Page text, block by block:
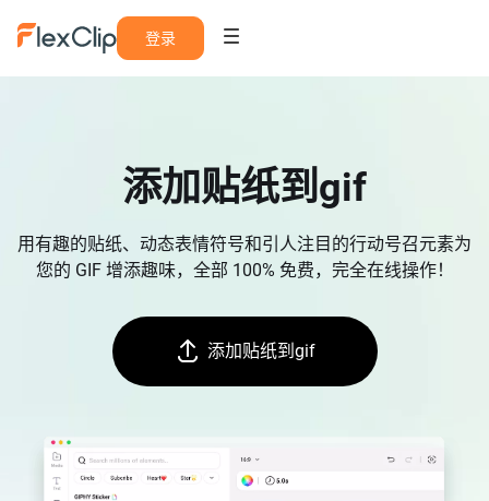
登录
添加贴纸到gif
用有趣的贴纸、动态表情符号和引人注目的行动号召元素为
您的 GIF 增添趣味，全部 100% 免费，完全在线操作！
添加贴纸到gif